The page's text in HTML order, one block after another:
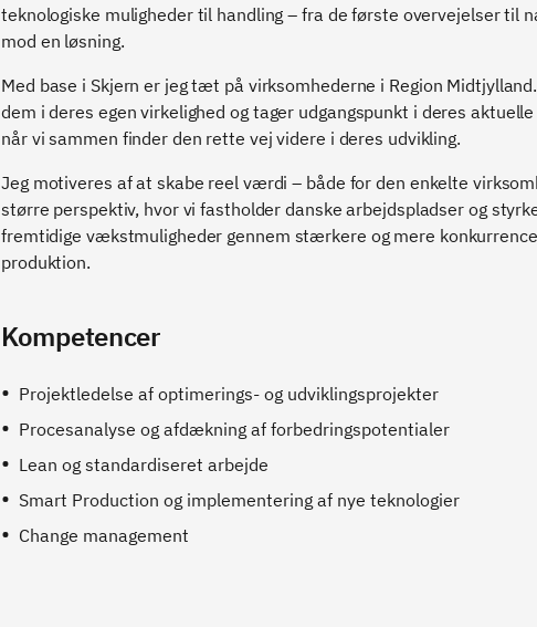
teknologiske muligheder til handling – fra de første overvejelser til
mod en løsning.
Med base i Skjern er jeg tæt på virksomhederne i Region
dem i deres egen virkelighed og tager udgangspunkt i deres
når vi sammen finder den rette vej videre i deres udvikling.
Jeg motiveres af at skabe reel værdi – både for den enkelte
større perspektiv, hvor vi fastholder danske arbejdspladser og
fremtidige vækstmuligheder gennem stærkere og mere
produktion.
Kompetencer
Projektledelse af optimerings- og udviklingsprojekter
Procesanalyse og afdækning af forbedringspotentialer
Lean og standardiseret arbejde
Smart Production og implementering af nye teknologier
Change management